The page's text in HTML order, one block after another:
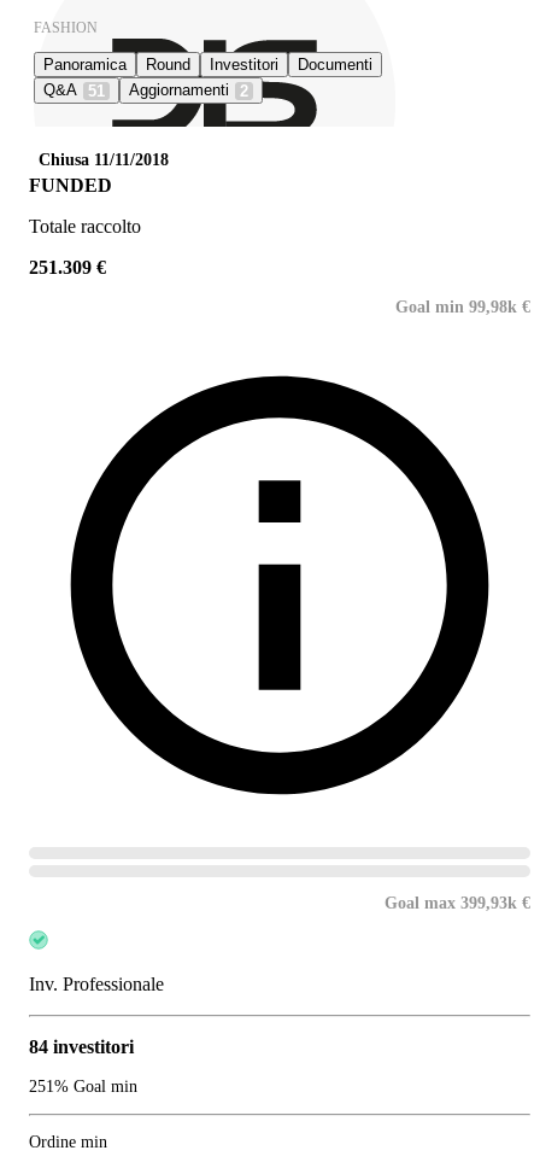
FASHION
Panoramica Round Investitori
Documenti
Q&A
51 Aggiornamenti 2
Chiusa 11/11/2018
FUNDED
Totale raccolto
251.309 €
Goal min 99,98k €
Goal max 399,93k €
Inv. Professionale
84 investitori
251% Goal min
Ordine min